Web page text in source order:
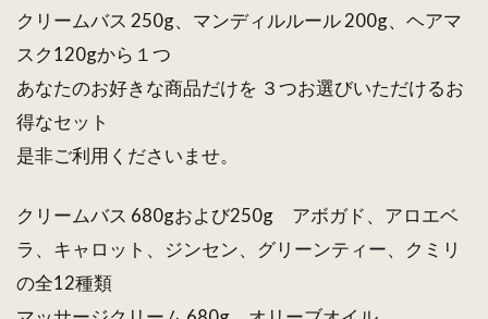
クリームバス 250g、マンディルルール 200g、ヘアマ
スク120gから１つ
あなたのお好きな商品だけを ３つお選びいただけるお
得なセット
是非ご利用くださいませ。
クリームバス 680gおよび250g アボガド、アロエベ
ラ、キャロット、ジンセン、グリーンティー、クミリ
の全12種類